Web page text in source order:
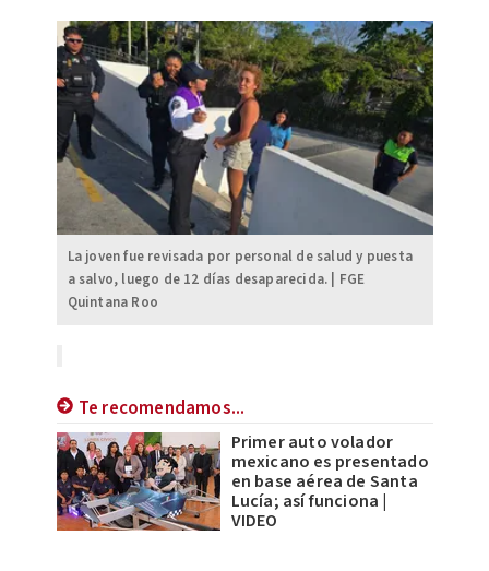
La joven fue revisada por personal de salud y puesta
a salvo, luego de 12 días desaparecida. | FGE
Quintana Roo
Te recomendamos...
Primer auto volador
mexicano es presentado
en base aérea de Santa
Lucía; así funciona |
VIDEO